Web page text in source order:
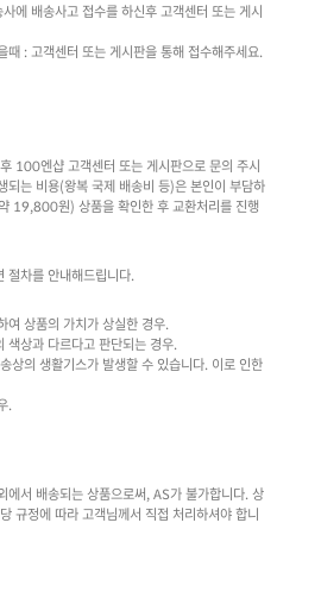
에 배송사고 접수를 하신후 고객센터 또는 게시
: 고객센터 또는 게시판을 통해 접수해주세요.
100엔샵 고객센터 또는 게시판으로 문의 주시
되는 비용(왕복 국제 배송비 등)은 본인이 부담하
19,800원) 상품을 확인한 후 교환처리를 진행
절차를 안내해드립니다.
여 상품의 가치가 상실한 경우.
색상과 다르다고 판단되는 경우.
상의 생활기스가 발생할 수 있습니다. 이로 인한
.
에서 배송되는 상품으로써, AS가 불가합니다. 상
규정에 따라 고객님께서 직접 처리하셔야 합니